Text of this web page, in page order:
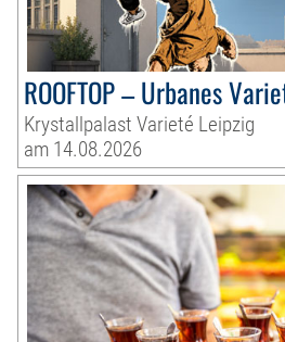
ROOFTOP – Urbanes
Krystallpalast Varieté Leipzig
am 14.08.2026